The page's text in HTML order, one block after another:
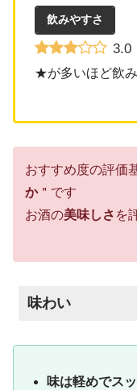
飲みやすさ
3.0
★が多いほど飲
おすすめ度の評価
か＂です
お酒の美味しさ を
味わい
味は軽めでス